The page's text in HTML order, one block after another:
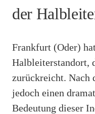
der
Frankfurt (Oder)
Halbleiterstandort,
zurückreicht. Nach
jedoch einen
Bedeutung dieser